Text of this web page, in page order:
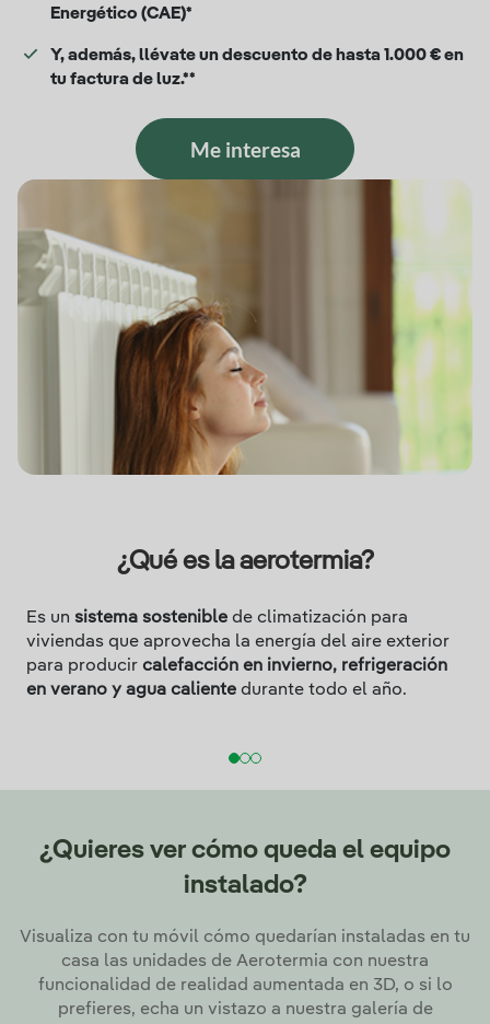
Energético (CAE)*
Y, además, llévate un descuento de hasta 1.000 € en
tu factura de luz.**
Me interesa
¿Qué es la aerotermia?
Es un sistema sostenible de climatización para
viviendas que aprovecha la energía del aire exterior
para producir calefacción en invierno, refrigeración
en verano y agua caliente durante todo el año.
¿Quieres ver cómo queda el equipo
instalado?
Visualiza con tu móvil cómo quedarían instaladas en tu
casa las unidades de Aerotermia con nuestra
funcionalidad de realidad aumentada en 3D, o si lo
prefieres, echa un vistazo a nuestra galería de